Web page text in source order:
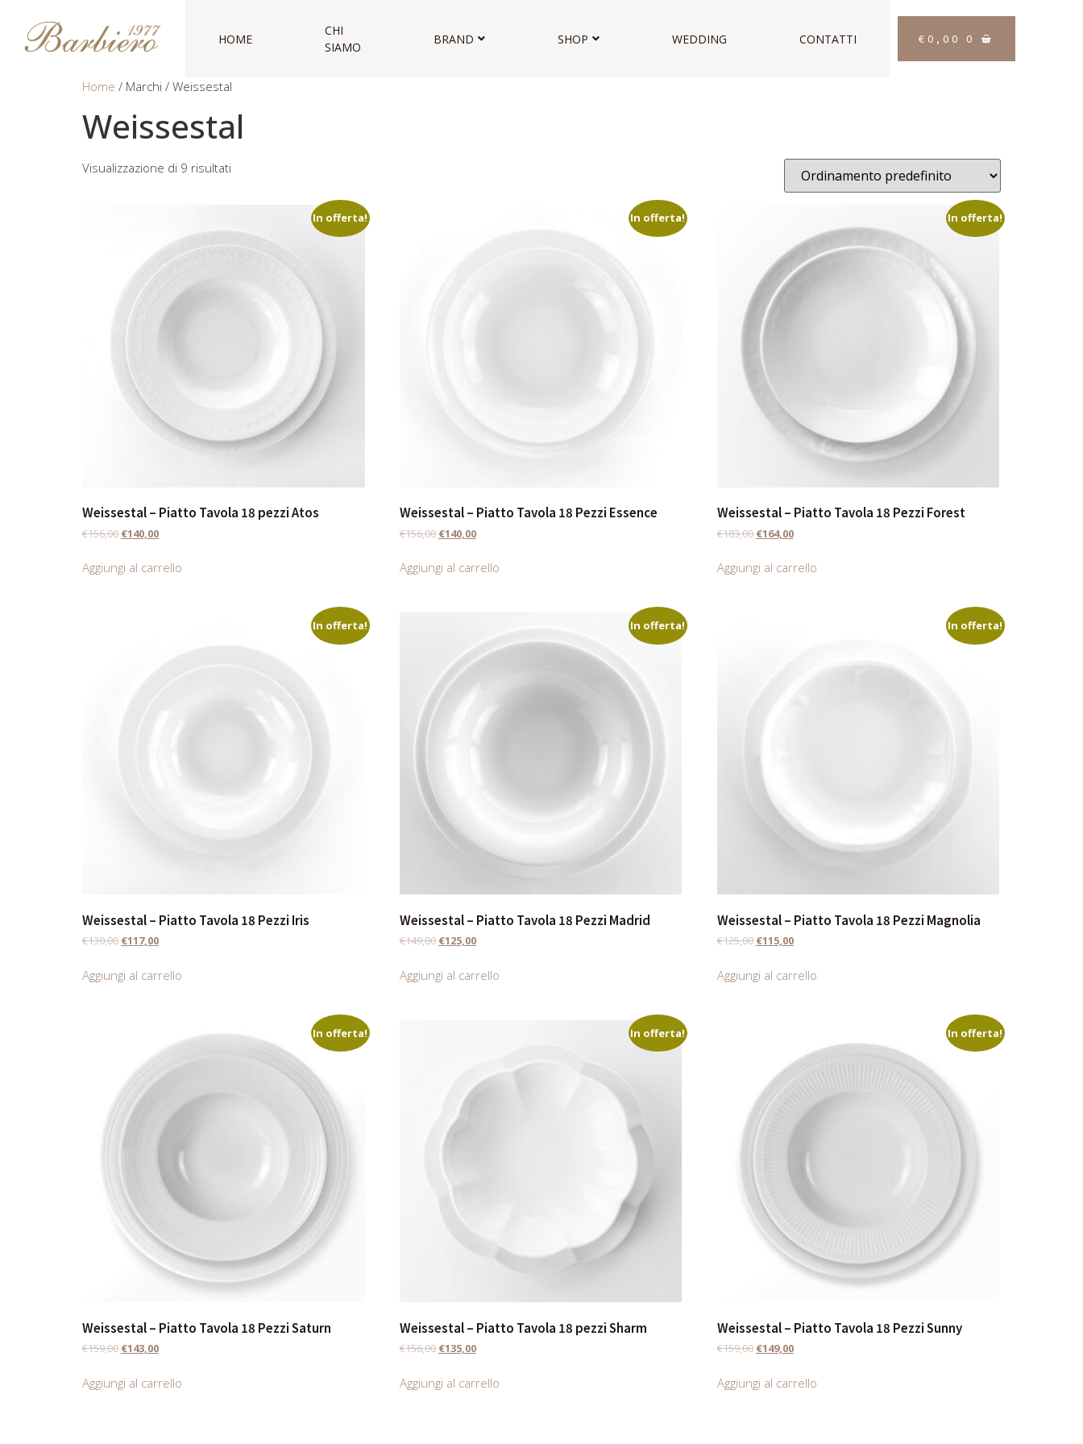
HOME
CHI
SIAMO
BRAND SHOP WEDDING CONTATTI € 0,00 0
Home / Marchi / Weissestal
Weissestal
Visualizzazione di 9 risultati
In offerta!
Weissestal – Piatto Tavola 18 pezzi Atos
€156,00 €140,00
Aggiungi al carrello
In offerta!
Weissestal – Piatto Tavola 18 Pezzi Essence
€156,00 €140,00
Aggiungi al carrello
In offerta!
Weissestal – Piatto Tavola 18 Pezzi Forest
€183,00 €164,00
Aggiungi al carrello
In offerta!
Weissestal – Piatto Tavola 18 Pezzi Iris
€130,00 €117,00
Aggiungi al carrello
In offerta!
Weissestal – Piatto Tavola 18 Pezzi Madrid
€149,00 €125,00
Aggiungi al carrello
In offerta!
Weissestal – Piatto Tavola 18 Pezzi Magnolia
€125,00 €115,00
Aggiungi al carrello
In offerta!
Weissestal – Piatto Tavola 18 Pezzi Saturn
€159,00 €143,00
Aggiungi al carrello
In offerta!
Weissestal – Piatto Tavola 18 pezzi Sharm
€156,00 €135,00
Aggiungi al carrello
In offerta!
Weissestal – Piatto Tavola 18 Pezzi Sunny
€159,00 €149,00
Aggiungi al carrello